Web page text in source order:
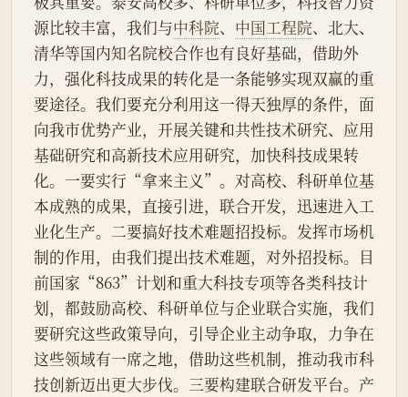
源比较丰富，我们与中科院、 中国工程院、北大、
清华等国内知名院校合作也有良好基础，借助外
力，强化科技成果的转化是一条能够实现双赢的重
要途径。我们要充分利用这一得天独厚的条件，面
向我市优势产业，开展关键和共性技术研究、应用
基础研究和高新技术应用研究，加快科技成果转
化。一要实行“拿来主义”。对高校、科研单位基
本成熟的成果，直接引进，联合开发，迅速进入工
业化生产。二要搞好技术难题招投标。发挥市场机
制的作用，由我们提出技术难题，对外招投标。目
前国家“863”计划和重大科技专项等各类科技计
划，都鼓励高校、科研单位与企业联合实施，我们
要研究这些政策导向，引导企业主动争取，力争在
这些领域有一席之地，借助这些机制，推动我市科
技创新迈出更大步伐。三要构建联合研发平台。产